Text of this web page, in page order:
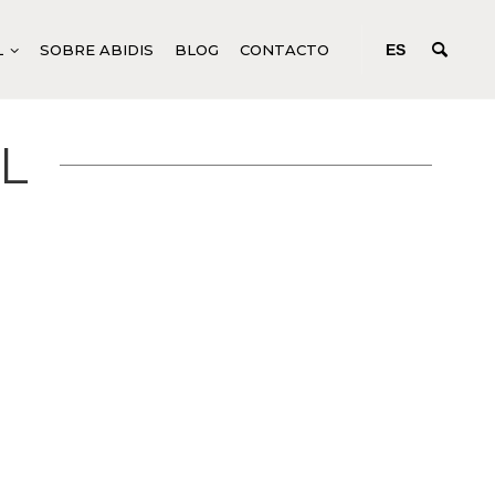
CORPORALES GENÉRICOSCONCENTRADOS DE ACCIÓN
SOBRE ABIDIS BLOG CONTACTO ES